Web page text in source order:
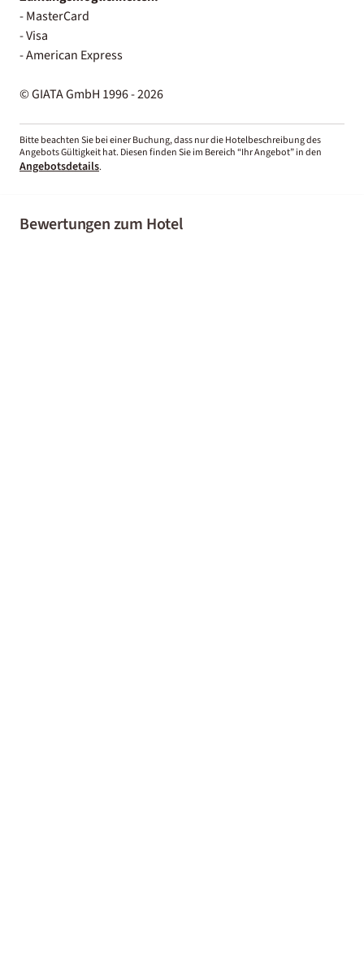
- MasterCard
- Visa
- American Express
© GIATA GmbH 1996 - 2026
Bitte beachten Sie bei einer Buchung, dass nur die Hotelbeschreibung des
Angebots Gültigkeit hat. Diesen finden Sie im Bereich “Ihr Angebot” in den
Angebotsdetails.
Bewertungen zum Hotel